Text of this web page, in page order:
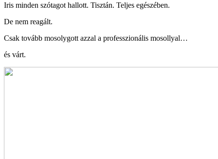
Iris minden szótagot hallott. Tisztán. Teljes egészében.
De nem reagált.
Csak tovább mosolygott azzal a professzionális mosollyal…
és várt.